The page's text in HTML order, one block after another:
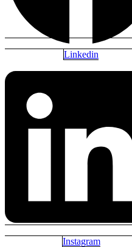
Linkedin
Instagram